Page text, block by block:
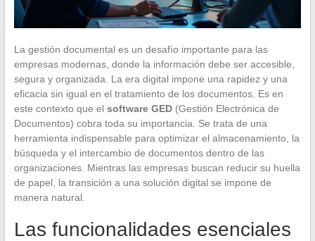
La gestión documental es un desafío importante para las
empresas modernas, donde la información debe ser accesible,
segura y organizada. La era digital impone una rapidez y una
eficacia sin igual en el tratamiento de los documentos. Es en
este contexto que el software GED(Gestión Electrónica de
Documentos) cobra toda su importancia. Se trata de una
herramienta indispensable para optimizar el almacenamiento, la
búsqueda y el intercambio de documentos dentro de las
organizaciones. Mientras las empresas buscan reducir su huella
de papel, la transición a una solución digital se impone de
manera natural.
Las funcionalidades esenciales